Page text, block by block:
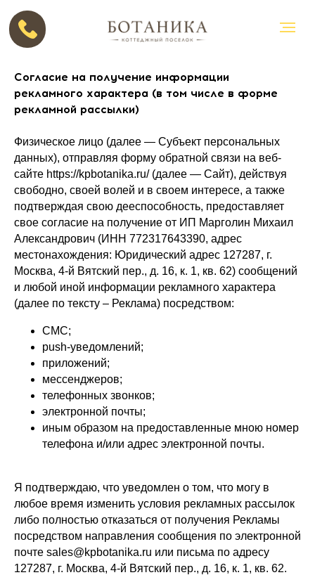
Согласие на получение информации
рекламного характера (в том числе в форме
рекламной рассылки)
Физическое лицо (далее — Субъект персональных
данных), отправляя форму обратной связи на веб-
сайте https://kpbotanika.ru/ (далее — Сайт), действуя
свободно, своей волей и в своем интересе, а также
подтверждая свою дееспособность, предоставляет
свое согласие на получение от ИП Марголин Михаил
Александрович (ИНН 772317643390, адрес
местонахождения: Юридический адрес 127287, г.
Москва, 4-й Вятский пер., д. 16, к. 1, кв. 62) сообщений
и любой иной информации рекламного характера
(далее по тексту – Реклама) посредством:
СМС;
push-уведомлений;
приложений;
мессенджеров;
телефонных звонков;
электронной почты;
иным образом на предоставленные мною номер
телефона и/или адрес электронной почты.
Я подтверждаю, что уведомлен о том, что могу в
любое время изменить условия рекламных рассылок
либо полностью отказаться от получения Рекламы
посредством направления сообщения по электронной
почте sales@kpbotanika.ru или письма по адресу
127287, г. Москва, 4-й Вятский пер., д. 16, к. 1, кв. 62.